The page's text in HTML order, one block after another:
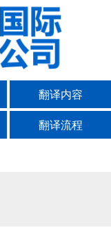
翻译内容
翻译流程